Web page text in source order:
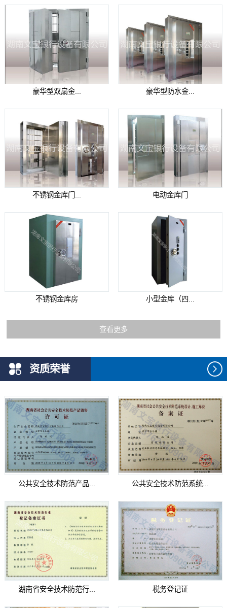
豪华型双扇金... 豪华型防水金...
不锈钢金库门... 电动金库门
不锈钢金库房 小型金库（四...
查看更多
资质荣誉
公共安全技术防范产品... 公共安全技术防范系统...
湖南省安全技术防范行... 税务登记证